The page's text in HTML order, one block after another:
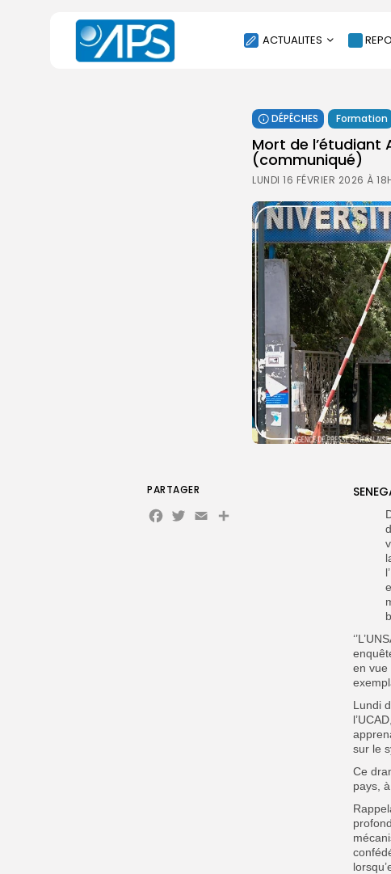
ACTUALITES
SOCIÉTÉ
ÉCONOMIE
CULTURE
ENVIRONNEMENT
INTERNATIONAL
AGENDA
SANTE
DÉPÊCHES Formation
Mort de l’étudiant
(communiqué)
LUNDI 16 FÉVRIER 2026 À
en vue
Lundi
sur le
Ce
pays,
PARTAGER
Facebook
Twitter
Email